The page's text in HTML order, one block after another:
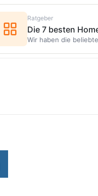
Ratgeber
Die 7 besten
Wir haben die